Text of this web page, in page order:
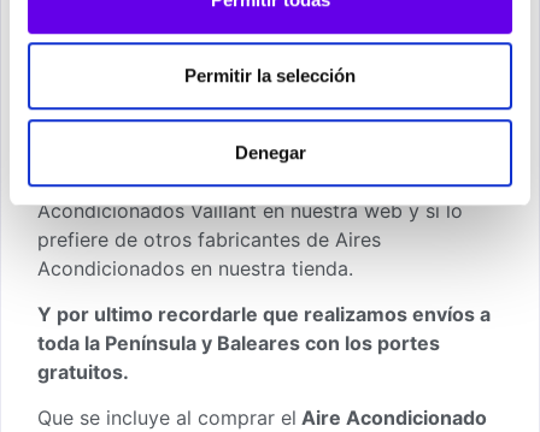
Permitir la selección
Denegar
mas Frecuentes.
Aire Acondicionado Vaillant climaVAIR intro VAIL
o en cualquier caso también puede
valorar otros modelos de la misma marca de Aires
Acondicionados Vaillant en nuestra web y si lo
prefiere de otros fabricantes de Aires
Acondicionados en nuestra tienda.
Y por ultimo recordarle que realizamos envíos a
toda la Península y Baleares con los portes
gratuitos.
Que se incluye al comprar el Aire Acondicionado